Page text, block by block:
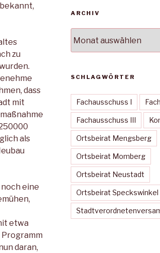
zu
dass
mit
als
eine
etwa
daran,
ARCHIV
SCHLAGWÖRTER
Fachausschuss I
Fachausschuss III
Ortsbeirat Mengsberg
Ortsbeirat Momberg
Ortsbeirat Neustadt
Ortsbeirat Speckswinkel